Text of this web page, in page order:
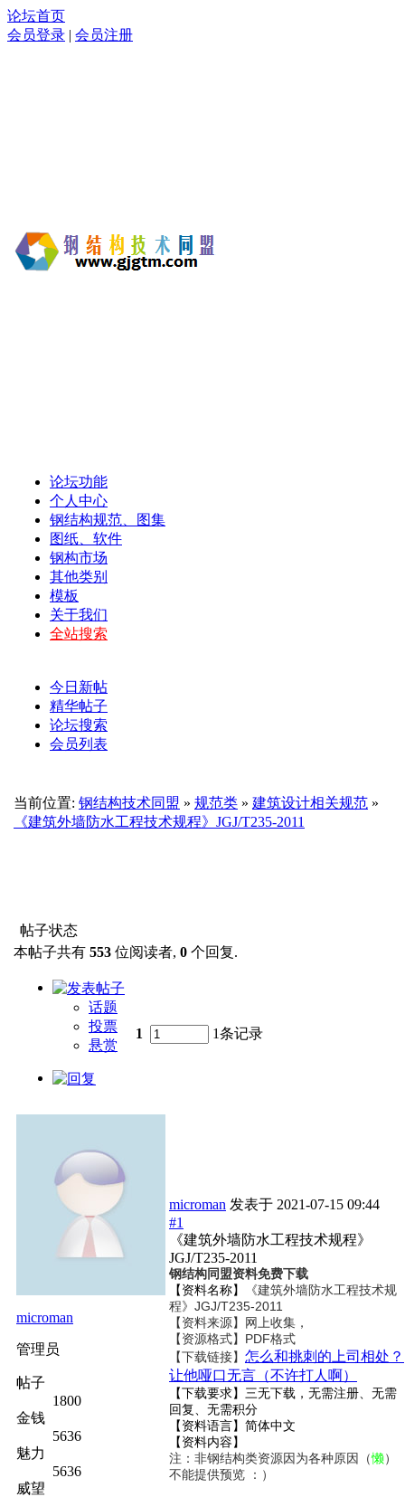
论坛首页
会员登录 | 会员注册
论坛功能
个人中心
钢结构规范、图集
图纸、软件
钢构市场
其他类别
模板
关于我们
全站搜索
今日新帖
精华帖子
论坛搜索
会员列表
当前位置: 钢结构技术同盟 » 规范类 » 建筑设计相关规范 »
《建筑外墙防水工程技术规程》JGJ/T235-2011
帖子状态
本帖子共有 553 位阅读者, 0 个回复.
话题
投票
悬赏
1 1条记录
microman
管理员
帖子
1800
金钱
5636
魅力
5636
威望
microman 发表于 2021-07-15 09:44
#1
《建筑外墙防水工程技术规程》
JGJ/T235-2011
钢结构同盟资料免费下载
【资料名称】
《建筑外墙防水工程技术规
程》JGJ/T235-2011
【资料来源】网上收集，
【资源格式】PDF格式
【下载链接】 怎么和挑刺的上司相处？
让他哑口无言（不许打人啊）
【下载要求】三无下载，无需注册、无需
回复、无需积分
【资料语言】简体中文
【资料内容】
注：非钢结构类资源因为各种原因（懒）
不能提供预览 ：）